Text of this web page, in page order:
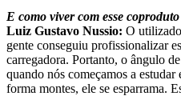
E como viver com esse
Luiz Gustavo Nussio: O
gente conseguiu profissionalizar
carregadora. Portanto, o ângulo
quando nós começamos a
forma montes, ele se esparrama.